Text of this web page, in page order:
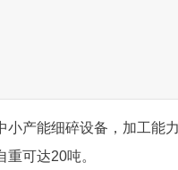
小产能细碎设备，加工能
可达20吨。